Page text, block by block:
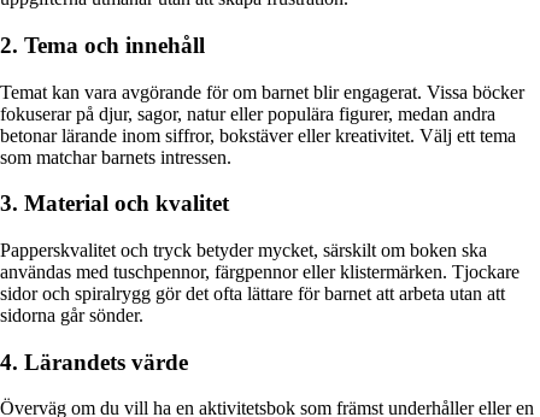
2. Tema och innehåll
Temat kan vara avgörande för om barnet blir engagerat. Vissa böcker
fokuserar på djur, sagor, natur eller populära figurer, medan andra
betonar lärande inom siffror, bokstäver eller kreativitet. Välj ett tema
som matchar barnets intressen.
3. Material och kvalitet
Papperskvalitet och tryck betyder mycket, särskilt om boken ska
användas med tuschpennor, färgpennor eller klistermärken. Tjockare
sidor och spiralrygg gör det ofta lättare för barnet att arbeta utan att
sidorna går sönder.
4. Lärandets värde
Överväg om du vill ha en aktivitetsbok som främst underhåller eller en